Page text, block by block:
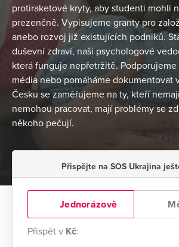
protiraketové kryty, aby studenti mohli
prezenčně. Vypisujeme granty pro
anebo rozvoj již existujících podniků.
duševní zdraví, naši psychologové
která funguje nepřetržitě.
média nebo ‎pomáháme dokumentovat
Česku se zaměřujeme na ty, kteří
‎nemohou pracovat, mají problémy se
někoho pečují.
Přispějte na SOS Ukrajina
Jednorázově
Přispět v Kč: